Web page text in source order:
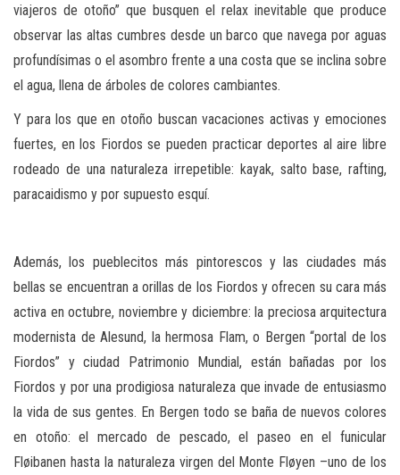
viajeros de otoño” que busquen el relax inevitable que produce
observar las altas cumbres desde un barco que navega por aguas
profundísimas o el asombro frente a una costa que se inclina sobre
el agua, llena de árboles de colores cambiantes.
Y para los que en otoño buscan vacaciones activas y emociones
fuertes, en los Fiordos se pueden practicar deportes al aire libre
rodeado de una naturaleza irrepetible: kayak, salto base, rafting,
paracaidismo y por supuesto esquí.
Además, los pueblecitos más pintorescos y las ciudades más
bellas se encuentran a orillas de los Fiordos y ofrecen su cara más
activa en octubre, noviembre y diciembre: la preciosa arquitectura
modernista de Alesund, la hermosa Flam, o Bergen “portal de los
Fiordos” y ciudad Patrimonio Mundial, están bañadas por los
Fiordos y por una prodigiosa naturaleza que invade de entusiasmo
la vida de sus gentes. En Bergen todo se baña de nuevos colores
en otoño: el mercado de pescado, el paseo en el funicular
Fløibanen hasta la naturaleza virgen del Monte Fløyen –uno de los